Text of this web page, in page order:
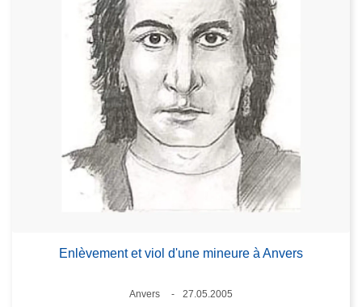
Enlèvement et viol d'une mineure à Anvers
Lieux
Anvers
27.05.2005